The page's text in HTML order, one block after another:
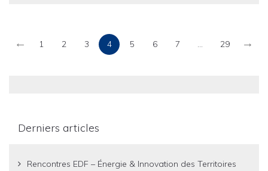
← 1 2 3 4 5 6 7 ... 29 →
Derniers articles
Rencontres EDF – Énergie & Innovation des Territoires